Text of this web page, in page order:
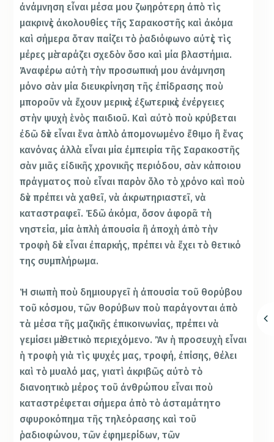
ἀνάμνηση εἶναι μέσα μου ζωηρότερη ἀπὸ τὶς
μακρινὲς ἀκολουθίες τῆς Σαρακοστῆς καὶ ἀκόμα
καὶ σήμερα ὅταν παίζει τὸ ῥαδιόφωνο αὐτὲς τὶς
μέρες μὲ ταράζει σχεδὸν ὅσο καὶ μία βλαστήμια.
Ἀναφέρω αὐτὴ τὴν προσωπική μου ἀνάμνηση
μόνο σὰν μία διευκρίνηση τῆς ἐπίδρασης ποὺ
μποροῦν νὰ ἔχουν μερικὲς ἐξωτερικὲς ἐνέργειες
στὴν ψυχὴ ἑνὸς παιδιοῦ. Καὶ αὐτὸ ποὺ κρύβεται
ἐδῶ δὲν εἶναι ἕνα ἁπλὸ ἀπομονωμένο ἔθιμο ἢ ἕνας
κανόνας ἀλλὰ εἶναι μία ἐμπειρία τῆς Σαρακοστῆς
σὰν μιᾶς εἰδικῆς χρονικῆς περιόδου, σὰν κάποιου
πράγματος ποὺ εἶναι παρὸν ὅλο τὸ χρόνο καὶ ποὺ
δὲν πρέπει νὰ χαθεῖ, νὰ ἀκρωτηριαστεῖ, νὰ
καταστραφεῖ. Ἐδῶ ἀκόμα, ὅσον ἀφορᾶ τὴ
νηστεία, μία ἁπλὴ ἀπουσία ἢ ἀποχὴ ἀπὸ τὴν
τροφὴ δὲν εἶναι ἐπαρκής, πρέπει νὰ ἔχει τὸ θετικό
της συμπλήρωμα.
Ἡ σιωπὴ ποὺ δημιουργεῖ ἡ ἀπουσία τοῦ θορύβου
τοῦ κόσμου, τῶν θορύβων ποὺ παράγονται ἀπὸ
τὰ μέσα τῆς μαζικῆς ἐπικοινωνίας, πρέπει νὰ
γεμίσει μὲ θετικὸ περιεχόμενο. Ἂν ἡ προσευχὴ εἶναι
ἡ τροφὴ γιὰ τὶς ψυχές μας, τροφή, ἐπίσης, θέλει
καὶ τὸ μυαλό μας, γιατὶ ἀκριβῶς αὐτὸ τὸ
διανοητικὸ μέρος τοῦ ἀνθρώπου εἶναι ποὺ
καταστρέφεται σήμερα ἀπὸ τὸ ἀσταμάτητο
σφυροκόπημα τῆς τηλεόρασης καὶ τοῦ
ῥαδιοφώνου, τῶν ἐφημερίδων, τῶν